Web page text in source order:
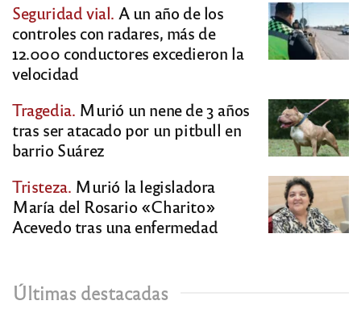
Seguridad vial. A un año de los
controles con radares, más de
12.000 conductores excedieron la
velocidad
Tragedia. Murió un nene de 3 años
tras ser atacado por un pitbull en
barrio Suárez
Tristeza. Murió la legisladora
María del Rosario «Charito»
Acevedo tras una enfermedad
Últimas destacadas